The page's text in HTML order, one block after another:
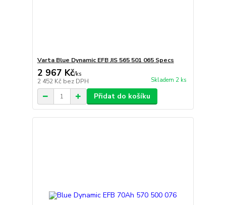
Varta Blue Dynamic EFB JIS 565 501 065 Specs
2 967 Kč/ks
2 452 Kč bez DPH Skladem 2 ks
Přidat do košíku